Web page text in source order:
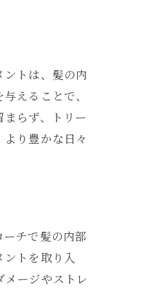
トは、髪の内
えることで、
らず、トリー
り豊かな日々
チで髪の内部
トを取り入
ージやストレ